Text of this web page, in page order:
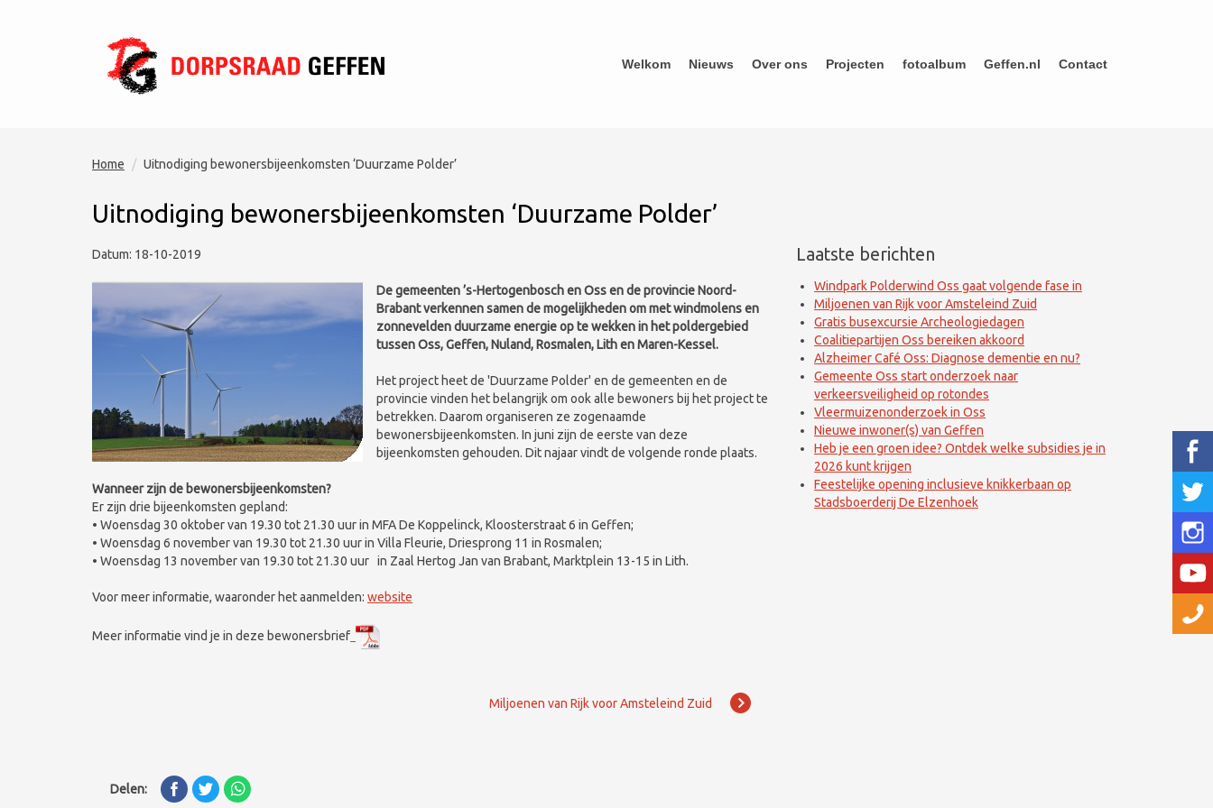
Welkom Nieuws Over ons Projecten fotoalbum Geffen.nl Contact
Home Uitnodiging bewonersbijeenkomsten ‘Duurzame Polder’
Uitnodiging bewonersbijeenkomsten ‘Duurzame Polder’
Datum: 18-10-2019
De gemeenten ’s-Hertogenbosch en Oss en de provincie Noord-
Brabant verkennen samen de mogelijkheden om met windmolens en
zonnevelden duurzame energie op te wekken in het poldergebied
tussen Oss, Geffen, Nuland, Rosmalen, Lith en Maren-Kessel.
Het project heet de 'Duurzame Polder' en de gemeenten en de
provincie vinden het belangrijk om ook alle bewoners bij het project te
betrekken. Daarom organiseren ze zogenaamde
bewonersbijeenkomsten. In juni zijn de eerste van deze
bijeenkomsten gehouden. Dit najaar vindt de volgende ronde plaats.
Wanneer zijn de bewonersbijeenkomsten?
Er zijn drie bijeenkomsten gepland:
• Woensdag 30 oktober van 19.30 tot 21.30 uur in MFA De Koppelinck, Kloosterstraat 6 in Geffen;
• Woensdag 6 november van 19.30 tot 21.30 uur in Villa Fleurie, Driesprong 11 in Rosmalen;
• Woensdag 13 november van 19.30 tot 21.30 uur in Zaal Hertog Jan van Brabant, Marktplein 13-15 in Lith.
Voor meer informatie, waaronder het aanmelden: website
Meer informatie vind je in deze bewonersbrief
Miljoenen van Rijk voor Amsteleind Zuid
Laatste berichten
Windpark Polderwind Oss gaat volgende fase in
Miljoenen van Rijk voor Amsteleind Zuid
Gratis busexcursie Archeologiedagen
Coalitiepartijen Oss bereiken akkoord
Alzheimer Café Oss: Diagnose dementie en nu?
Gemeente Oss start onderzoek naar
verkeersveiligheid op rotondes
Vleermuizenonderzoek in Oss
Nieuwe inwoner(s) van Geffen
Heb je een groen idee? Ontdek welke subsidies je in
2026 kunt krijgen
Feestelijke opening inclusieve knikkerbaan op
Stadsboerderij De Elzenhoek
Delen: